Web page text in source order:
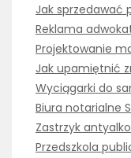
Jak sprzedawać
Reklama
Projektowanie
Jak upamiętnić
Wyciągarki do
Biura notarialne
Zastrzyk
Przedszkola